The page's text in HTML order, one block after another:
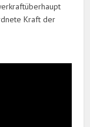
Kraft der